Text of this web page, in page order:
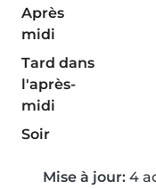
Après
midi
Tard dans
l'après-
midi
Soir
Mise à jour: 4